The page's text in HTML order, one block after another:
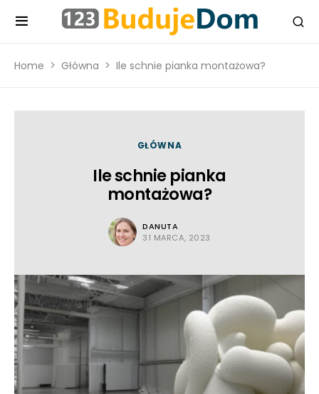
Home Główna Ile schnie pianka montażowa?
GŁÓWNA
Ile schnie pianka
montażowa?
DANUTA
31 MARCA, 2023